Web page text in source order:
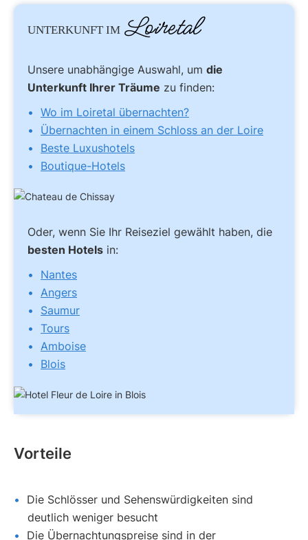
UNTERKUNFT IM Loiretal
Unsere unabhängige Auswahl, um die
Unterkunft Ihrer Träume zu finden:
Wo im Loiretal übernachten?
Übernachten in einem Schloss an der Loire
Beste Luxushotels
Boutique-Hotels
Oder, wenn Sie Ihr Reiseziel gewählt haben, die
besten Hotels in:
Nantes
Angers
Saumur
Tours
Amboise
Blois
Vorteile
Die Schlösser und Sehenswürdigkeiten sind
deutlich weniger besucht
Die Übernachtungspreise sind in der